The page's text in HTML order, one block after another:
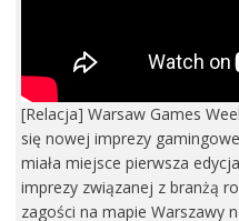
[Relacja] Warsaw Games
się nowej imprezy
miała miejsce pierwsza
imprezy związanej z branżą
zagości na mapie Warszawy